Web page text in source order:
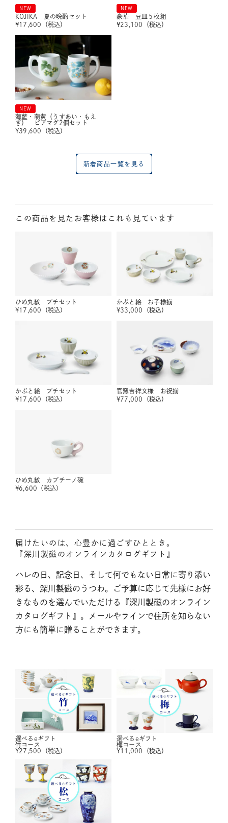
NEW
KOJIKA 夏の晩酌セット
¥17,600 （税込）
NEW
豪華 豆皿５枚組
¥23,100 （税込）
NEW
薄藍・萌黄（うすあい・もえ
ぎ） ビアマグ2個セット
¥39,600 （税込）
新着商品一覧を見る
この商品を見たお客様はこれも見ています
ひめ丸紋 プチセット
¥17,600 （税込）
かぶと絵 お子様揃
¥33,000 （税込）
かぶと絵 プチセット
¥17,600 （税込）
官窯吉祥文様 お祝揃
¥77,000 （税込）
ひめ丸紋 カプチーノ碗
¥6,600 （税込）
届けたいのは、心豊かに過ごすひととき。
『深川製磁のオンラインカタログギフト』
ハレの日、記念日、そして何でもない日常に寄り添い
彩る、深川製磁のうつわ。ご予算に応じて先様にお好
きなものを選んでいただける『深川製磁のオンライン
カタログギフト』。メールやラインで住所を知らない
方にも簡単に贈ることができます。
選べるeギフト
竹コース
¥27,500 （税込）
選べるeギフト
梅コース
¥11,000 （税込）